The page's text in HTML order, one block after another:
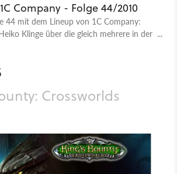
Company - Folge 44/2010
44 mit dem Lineup von 1C Company:
Klinge über die gleich mehrere in der
Crossworlds